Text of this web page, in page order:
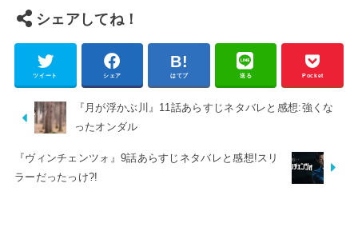
シェアしてね！
ツイート シェア はてブ 送る Pocket
『月が浮かぶ川』11話あらすじネタバレと感想:強くな
ったオンダル
『ヴィンチェンツォ』9話あらすじネタバレと感想!スリ
ラーだったっけ?!